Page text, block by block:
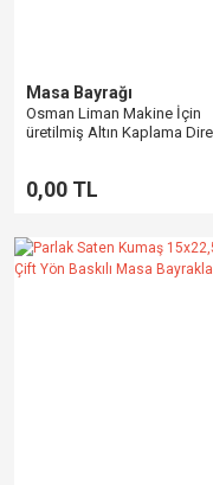
Masa Bayrağı
Osman Liman Makine İçin
üretilmiş Altın Kaplama
0,00 TL